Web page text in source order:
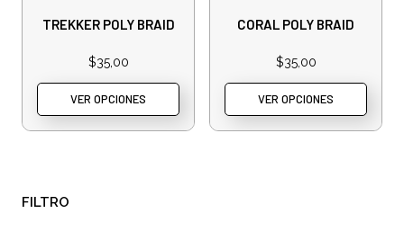
FILTRO
TREKKER POLY BRAID
$35,00
VER OPCIONES
CORAL POLY BRAID
$35,00
VER OPCIONES